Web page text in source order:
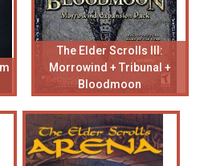
The Elder Scrolls III:
Morrowind + Tribunal +
Bloodmoon